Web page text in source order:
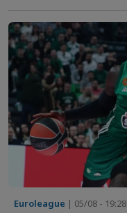
Euroleague | 05/08 - 19:28